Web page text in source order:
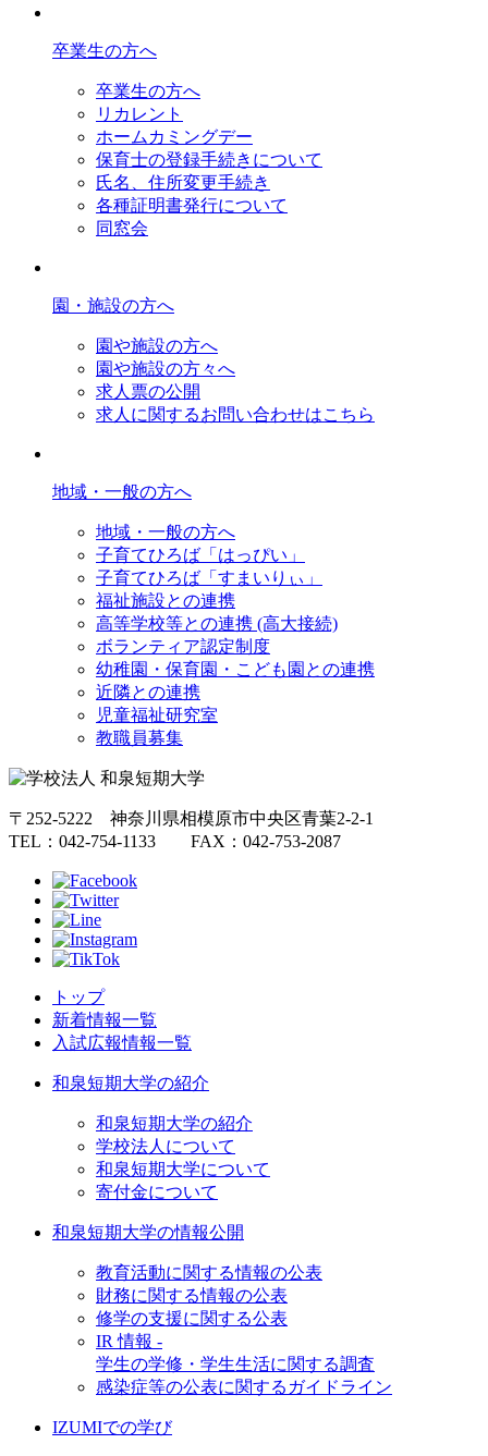
卒業生の方へ
卒業生の方へ
リカレント
ホームカミングデー
保育士の登録手続きについて
氏名、住所変更手続き
各種証明書発行について
同窓会
園・施設の方へ
園や施設の方へ
園や施設の方々へ
求人票の公開
求人に関するお問い合わせはこちら
地域・一般の方へ
地域・一般の方へ
子育てひろば「はっぴい」
子育てひろば「すまいりぃ」
福祉施設との連携
高等学校等との連携 (高大接続)
ボランティア認定制度
幼稚園・保育園・こども園との連携
近隣との連携
児童福祉研究室
教職員募集
〒252-5222 神奈川県相模原市中央区青葉2-2-1
TEL：042-754-1133 FAX：042-753-2087
トップ
新着情報一覧
入試広報情報一覧
和泉短期大学の紹介
和泉短期大学の紹介
学校法人について
和泉短期大学について
寄付金について
和泉短期大学の情報公開
教育活動に関する情報の公表
財務に関する情報の公表
修学の支援に関する公表
IR 情報 -
学生の学修・学生生活に関する調査
感染症等の公表に関するガイドライン
IZUMIでの学び